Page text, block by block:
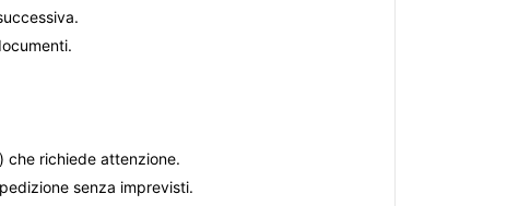
che richiede attenzione.
senza imprevisti.